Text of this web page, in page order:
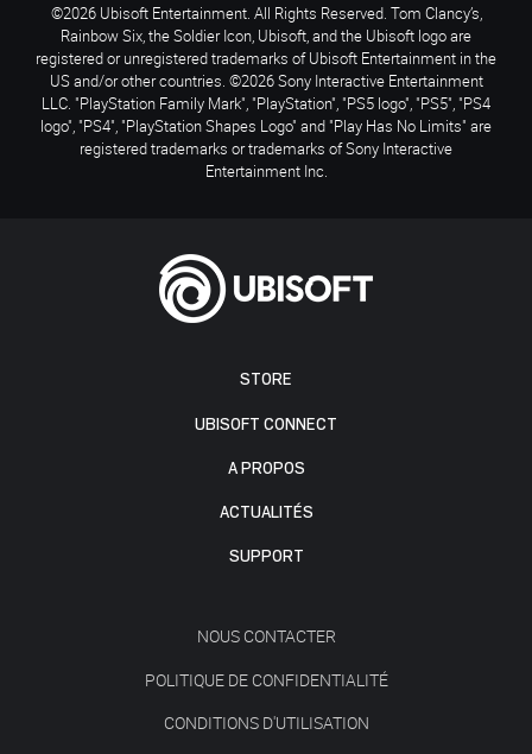
STORE
UBISOFT CONNECT
A PROPOS
ACTUALITÉS
SUPPORT
NOUS CONTACTER
POLITIQUE DE CONFIDENTIALITÉ
CONDITIONS D'UTILISATION
©2026 Ubisoft Entertainment. All Rights Reserved. Tom Clancy’s,
Rainbow Six, the Soldier Icon, Ubisoft, and the Ubisoft logo are
registered or unregistered trademarks of Ubisoft Entertainment in the
US and/or other countries. ©2026 Sony Interactive Entertainment
LLC. "PlayStation Family Mark", "PlayStation", "PS5 logo", "PS5", "PS4
logo", "PS4", "PlayStation Shapes Logo" and "Play Has No Limits" are
registered trademarks or trademarks of Sony Interactive
Entertainment Inc.